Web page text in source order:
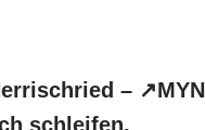
– ↗️MYN
schleifen,